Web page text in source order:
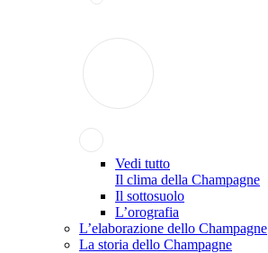
Vedi tutto
Il clima della Champagne
Il sottosuolo
L’orografia
L’elaborazione dello Champagne
La storia dello Champagne